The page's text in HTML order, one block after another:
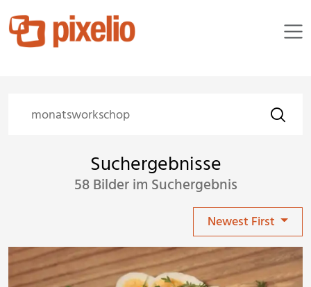
Suchergebnisse
58 Bilder im Suchergebnis
Newest First